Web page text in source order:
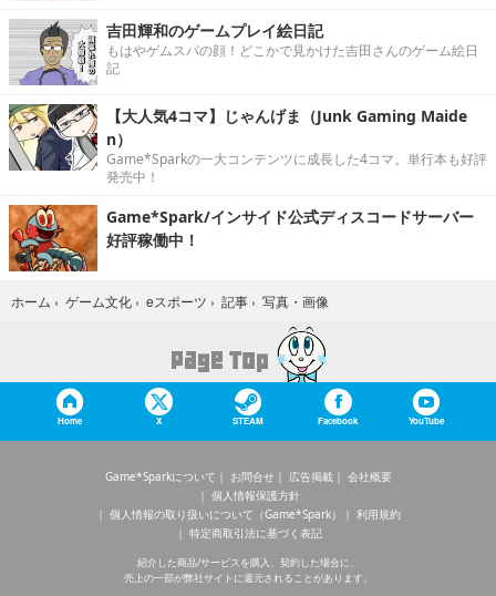
吉田輝和のゲームプレイ絵日記
もはやゲムスパの顔！どこかで見かけた吉田さんのゲーム絵日
記
【大人気4コマ】じゃんげま（Junk Gaming Maide
n）
Game*Sparkの一大コンテンツに成長した4コマ。単行本も好評
発売中！
Game*Spark/インサイド公式ディスコードサーバー
好評稼働中！
ホーム › ゲーム文化 › eスポーツ › 記事 › 写真・画像
Home X STEAM Facebook YouTube
Game*Sparkについて お問合せ 広告掲載
会社概要
個人情報保護方針
個人情報の取り扱いについて（Game*Spark）
利用規約
特定商取引法に基づく表記
紹介した商品/サービスを購入、契約した場合に、
売上の一部が弊社サイトに還元されることがあります。